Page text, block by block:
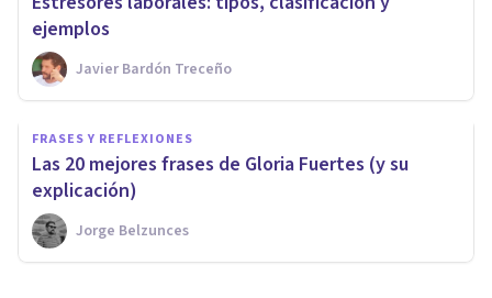
ejemplos
Javier Bardón Treceño
FRASES Y REFLEXIONES
Las 20 mejores frases de Gloria Fuertes (y su
explicación)
Jorge Belzunces